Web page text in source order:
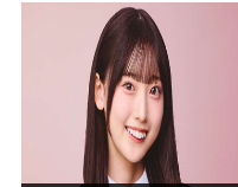
【藤嶌果歩 1st写真集】